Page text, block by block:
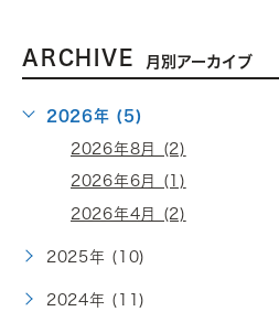
ARCHIVE 月別アーカイブ
2026年 (5)
2026年8月 (2)
2026年6月 (1)
2026年4月 (2)
2025年 (10)
2024年 (11)